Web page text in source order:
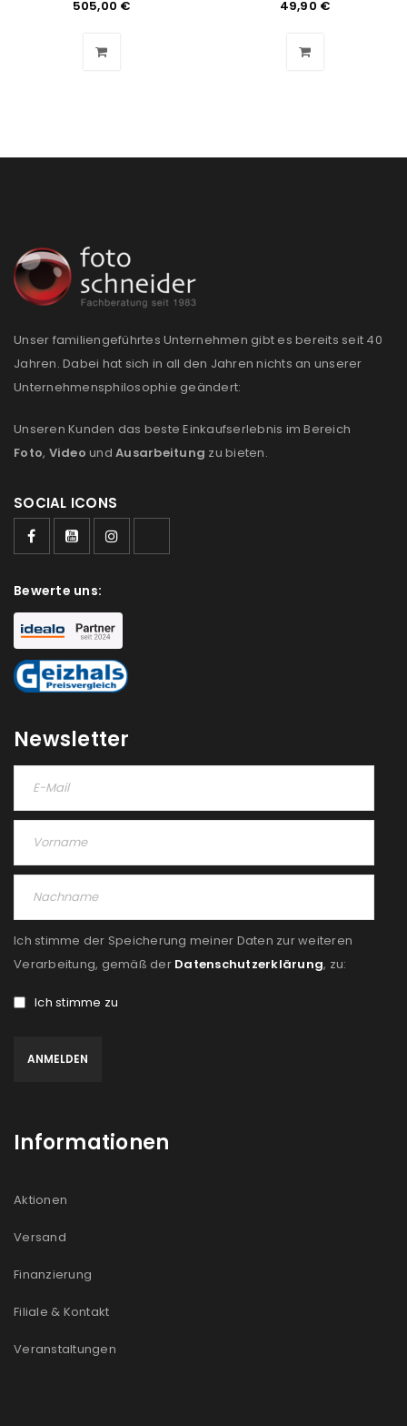
Angemeldet bleiben
ANMELDEN
Ein Link zum Erstellen eines neuen Passworts wird an
deine E-Mail-Adresse gesendet.
Please select all the ways you would like to hear from
us
Ich stimme zu
akzeptiere die
REGISTRIEREN
505,00 € 49,90 €
Unser familiengeführtes Unternehmen gibt es bereits seit 40
Jahren. Dabei hat sich in all den Jahren nichts an unserer
Unternehmensphilosophie geändert:
Unseren Kunden das beste Einkaufserlebnis im Bereich
Foto, Video und Ausarbeitung zu bieten.
SOCIAL ICONS
Bewerte uns:
Newsletter
Ich stimme der Speicherung meiner Daten zur weiteren
Verarbeitung, gemäß der Datenschutzerklärung, zu:
Ich stimme zu
Informationen
Aktionen
Versand
Finanzierung
Filiale & Kontakt
Veranstaltungen